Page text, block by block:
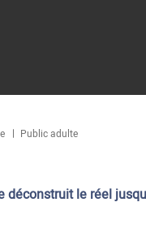
Public adulte
déconstruit le réel